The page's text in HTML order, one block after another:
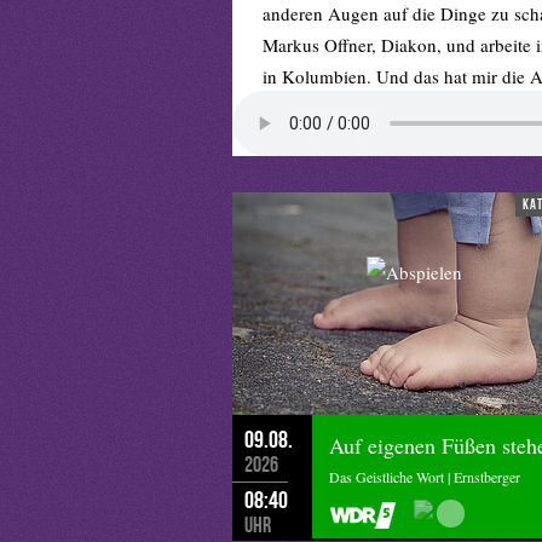
anderen Augen auf die Dinge zu
Markus Offner, Diakon, und arbeite
in Kolumbien. Und das hat mir die
Musik I:
Zu Beginn des Jahres war ich mit
zu diesem Beitrag gebracht hat: Die
entdeckt“. Sie entstand als ein
den Aachener Werkstätten der
der Menschen mit
Ludwig-Museum mehrere Male
hier gezeigten Kunstwerken haben
geschaffen. Ungefähr 40 dieser
Kunstwerke gestellt. Eine
neben einer mittelalterlichen
digital gezeichnete Neufassung.
09.08.
2026
08:40
Uhr
Auf eigenen Füßen
Das Geistliche Wort | Ernstberger